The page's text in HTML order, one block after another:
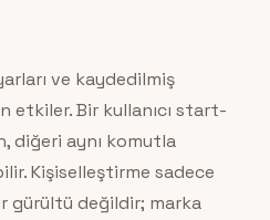
ve kaydedilmiş
etkiler. Bir kullanıcı start-
diğeri aynı komutla
Kişiselleştirme sadece
gürültü değildir; marka